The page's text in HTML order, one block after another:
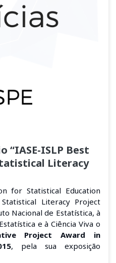
“IASE-ISLP Best
Literacy
for Statistical Education
Literacy Project
Nacional de Estatística, à
e à Ciência Viva o
Project Award in
, pela sua exposição